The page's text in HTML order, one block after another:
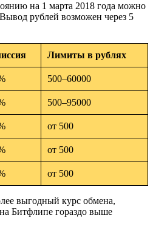
на 1 марта 2018 года можно
рублей возможен через 5
Лимиты в рублях
500–60000
500–95000
от 500
от 500
от 500
выгодный курс обмена,
Битфлипе гораздо выше